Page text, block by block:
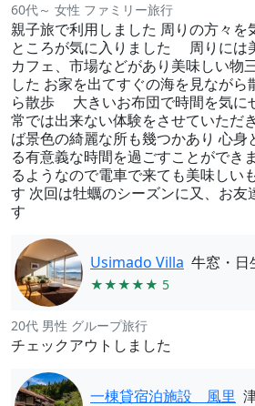
60代～ 女性 ファミリー旅行
親子旅で利用しました 周りの方々を
ところが気に入りました 周りには
カフェ、市場などがあり美味しい物
した お家を出てすぐの海を見なが
ら散歩 大きいお布団で時間を気に
常では出来ない体験をさせていただ
ば景色の綺麗な所も幾つかあり 心身
る有意義な時間を過ごすことができ
るようなので電車で来ても美味しい
す 次回は牡蠣のシーズンに又、お友
す
Usimado Villa 牛窓・日
★★★★★ 5
20代 男性 グループ旅行
チェックアウトしました
一棟貸宿泊施設 風里